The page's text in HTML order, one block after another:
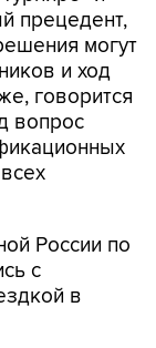
прецедент,
могут
и ход
говорится
вопрос
России по
с
в